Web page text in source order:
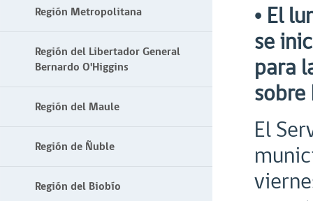
Región Metropolitana
Región del Libertador General
Bernardo O'Higgins
Región del Maule
Región de Ñuble
Región del Biobío
• El
se
para
sobre
El